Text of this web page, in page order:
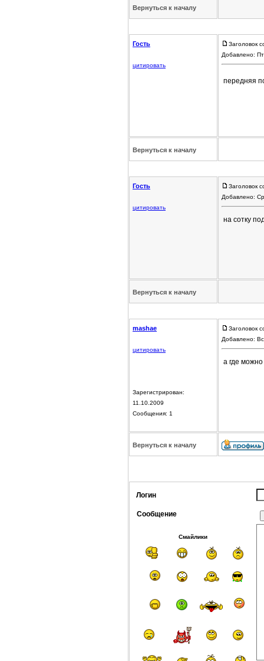
Вернуться к началу
Гость
цитировать
Заголовок
Добавлено:
передняя
Вернуться к началу
Гость
цитировать
Заголовок
Добавлено:
на сотку
Вернуться к началу
mashae
цитировать
Зарегистрирован:
11.10.2009
Сообщения: 1
Заголовок
Добавлено:
а где
Вернуться к началу
Логин
Сообщение
Смайлики